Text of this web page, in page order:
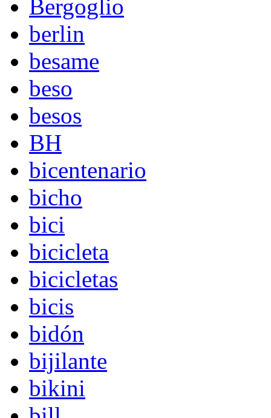
Bergoglio
berlin
besame
beso
besos
BH
bicentenario
bicho
bici
bicicleta
bicicletas
bicis
bidón
bijilante
bikini